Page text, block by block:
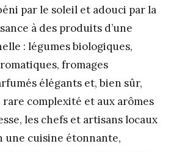
par le soleil et adouci par la
à des produits d’une
: légumes biologiques,
fromages
élégants et, bien sûr,
rare complexité et aux arômes
les chefs et artisans locaux
une cuisine étonnante,